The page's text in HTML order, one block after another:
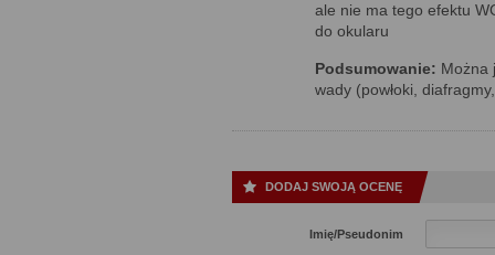
ale nie ma tego efektu
do okularu
Podsumowanie: Można
wady (powłoki,
DODAJ SWOJĄ OCENĘ
Imię/Pseudonim